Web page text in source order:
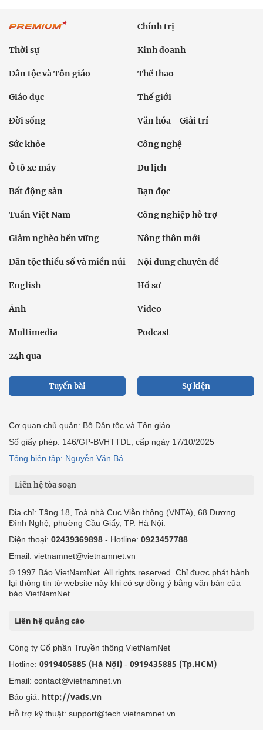
Chính trị
Thời sự Kinh doanh
Dân tộc và Tôn giáo Thể thao
Giáo dục Thế giới
Đời sống Văn hóa - Giải trí
Sức khỏe Công nghệ
Ô tô xe máy Du lịch
Bất động sản Bạn đọc
Tuần Việt Nam Công nghiệp hỗ trợ
Giảm nghèo bền vững Nông thôn mới
Dân tộc thiểu số và miền núi Nội dung chuyên đề
English Hồ sơ
Ảnh Video
Multimedia Podcast
24h qua
Tuyến bài Sự kiện
Cơ quan chủ quản: Bộ Dân tộc và Tôn giáo
Số giấy phép: 146/GP-BVHTTDL, cấp ngày 17/10/2025
Tổng biên tập: Nguyễn Văn Bá
Liên hệ tòa soạn
Địa chỉ: Tầng 18, Toà nhà Cục Viễn thông (VNTA), 68 Dương
Đình Nghệ, phường Cầu Giấy, TP. Hà Nội.
Điện thoại: 02439369898 - Hotline: 0923457788
Email: vietnamnet@vietnamnet.vn
© 1997 Báo VietNamNet. All rights reserved. Chỉ được phát hành
lại thông tin từ website này khi có sự đồng ý bằng văn bản của
báo VietNamNet.
Liên hệ quảng cáo
Công ty Cổ phần Truyền thông VietNamNet
Hotline: 0919405885 (Hà Nội) - 0919435885 (Tp.HCM)
Email: contact@vietnamnet.vn
Báo giá: http://vads.vn
Hỗ trợ kỹ thuật: support@tech.vietnamnet.vn